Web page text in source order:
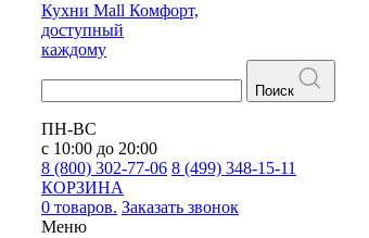
Кухни Mall Комфорт,
доступный
каждому
Поиск
ПН-ВС
с 10:00 до 20:00
8 (800) 302-77-06 8 (499) 348-15-11
КОРЗИНА
0 товаров. Заказать звонок
Меню